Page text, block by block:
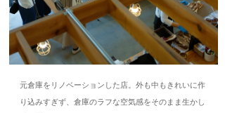
元倉庫をリノベーションした店。外も中もきれいに作
り込みすぎず、倉庫のラフな空気感をそのまま生かし